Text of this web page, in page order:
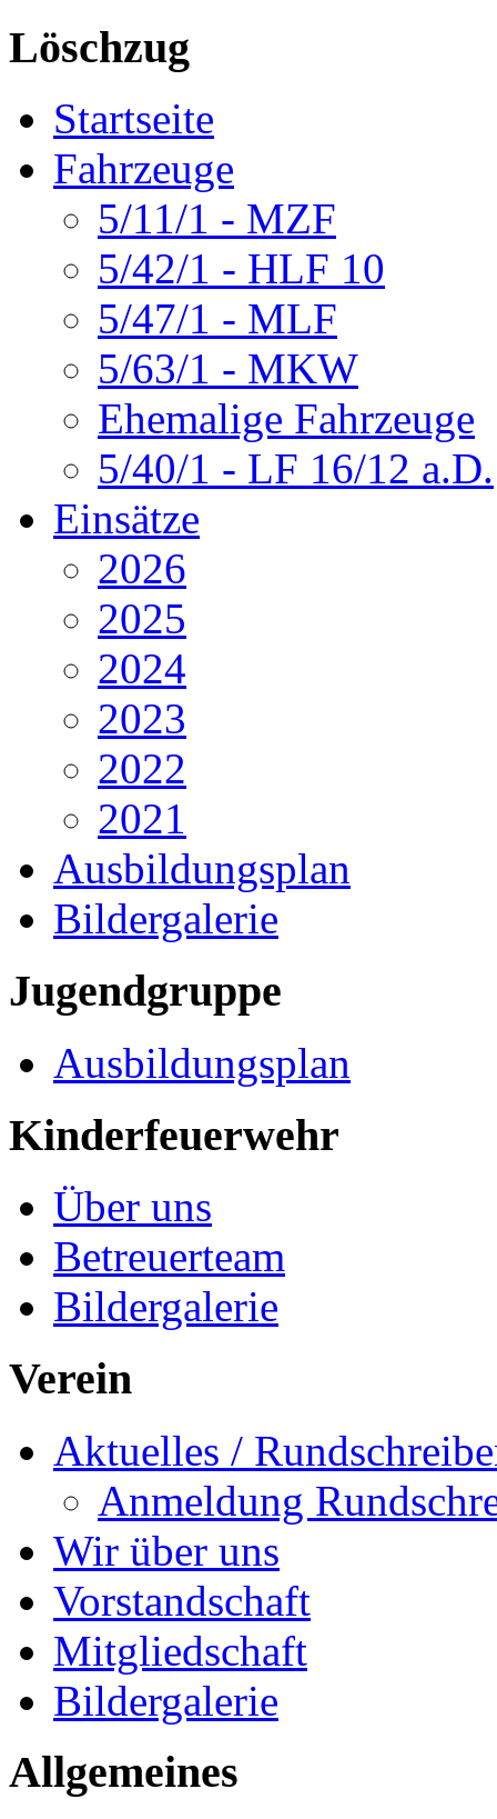
Löschzug
Startseite
Fahrzeuge
5/11/1 - MZF
5/42/1 - HLF 10
5/47/1 - MLF
5/63/1 - MKW
Ehemalige Fahrzeuge
5/40/1 - LF 16/12 a.D.
Einsätze
2026
2025
2024
2023
2022
2021
Ausbildungsplan
Bildergalerie
Jugendgruppe
Ausbildungsplan
Kinderfeuerwehr
Über uns
Betreuerteam
Bildergalerie
Verein
Aktuelles /
Anmeldung
Wir über uns
Vorstandschaft
Mitgliedschaft
Bildergalerie
Allgemeines